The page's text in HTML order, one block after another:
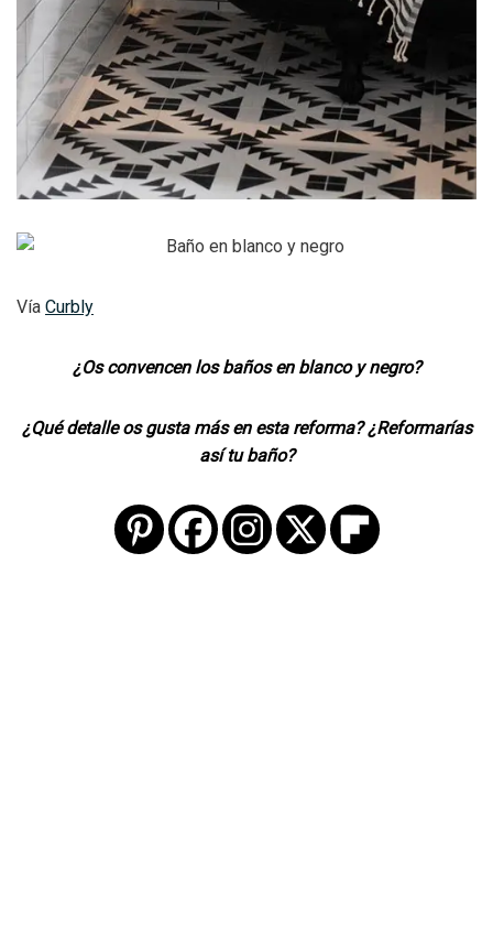
Vía Curbly
¿Os convencen los baños en blanco y negro?
¿Qué detalle os gusta más en esta reforma? ¿Reformarías
así tu baño?